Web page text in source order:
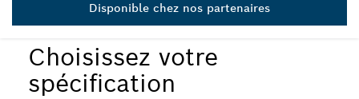
Choisissez votre
spécification
Disponible chez nos partenaires